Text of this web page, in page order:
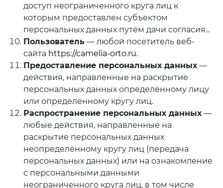
доступ неограниченного круга лиц к
которым предоставлен субъектом
персональных данных путём дачи согласия...
Пользователь — любой посетитель веб-
сайта https://camelia-orto.ru.
Предоставление персональных данных—
действия, направленные на раскрытие
персональных данных определённому лицу
или определённому кругу лиц.
Распространение персональных данных—
любые действия, направленные на
раскрытие персональных данных
неопределённому кругу лиц (передача
персональных данных) или на ознакомление
с персональными данными
неограниченного круга лиц, в том числе